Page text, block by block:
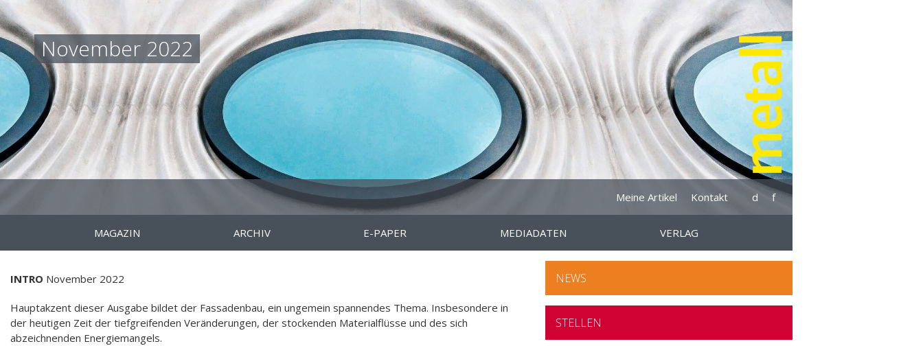
November 2022
Meine Artikel Kontakt d f
MAGAZIN ARCHIV E-PAPER MEDIADATEN VERLAG
INTRO November 2022
Hauptakzent dieser Ausgabe bildet der Fassadenbau, ein ungemein spannendes Thema. Insbesondere in
der heutigen Zeit der tiefgreifenden Veränderungen, der stockenden Materialflüsse und des sich
abzeichnenden Energiemangels.
NEWS
STELLEN